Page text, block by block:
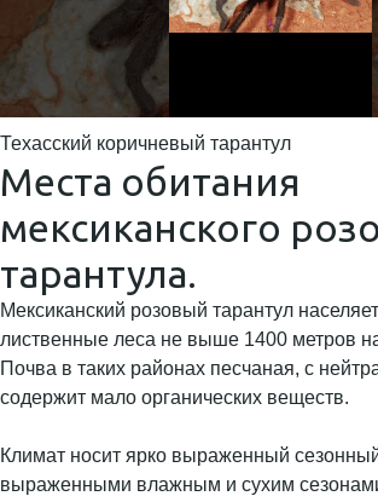
Техасский коричневый тарантул
Места обитания
мексиканского
тарантула.
Мексиканский розовый тарантул
лиственные леса не выше 1400 метров
Почва в таких районах песчаная, с
содержит мало органических веществ.
Климат носит ярко выраженный
выраженными влажным и сухим